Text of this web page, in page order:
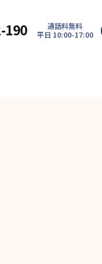
190
通話料無料
平日 10:00-17:00